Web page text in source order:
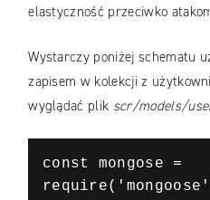
elastyczność przeciwko
Wystarczy poniżej schematu
zapisem w kolekcji z
wyglądać plik scr/models/
const mongose =